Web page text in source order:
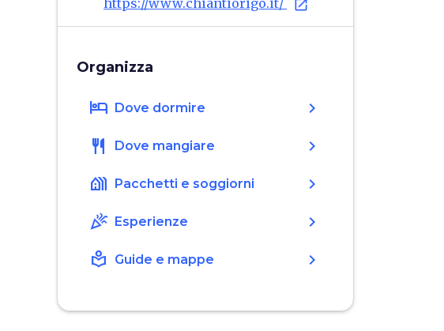
https://www.chiantiorigo.it/ open_in_new
Organizza
hotel Dove dormire chevron_right
restaurant Dove mangiare chevron_right
holiday_village Pacchetti e soggiorni chevron_right
celebration Esperienze chevron_right
local_library Guide e mappe chevron_right